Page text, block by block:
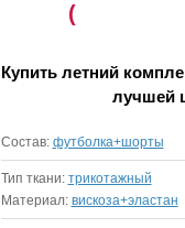
(
Купитьлетний
лучшей
Состав: футболка+шорты
Тип ткани: трикотажный
Материал: вискоза+эластан